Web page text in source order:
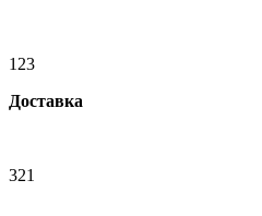
123
Доставка
321